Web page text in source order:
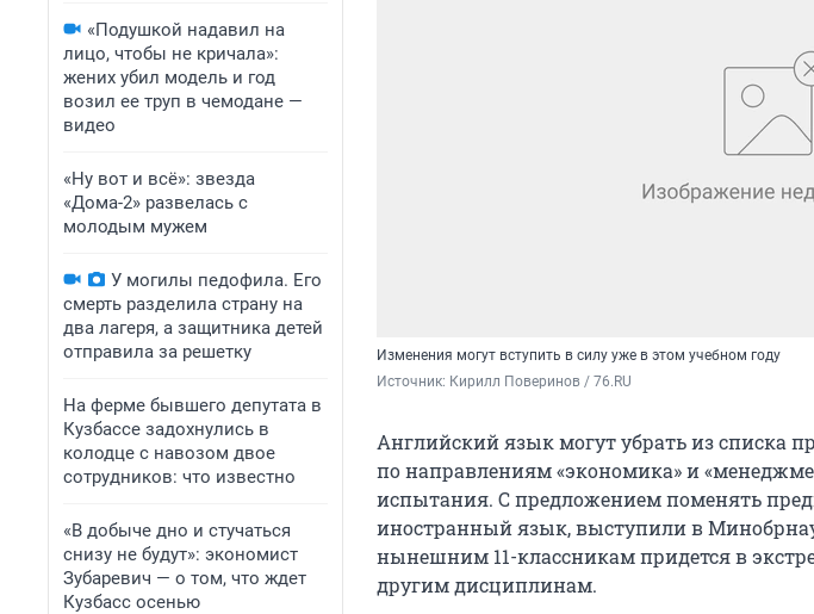
«Подушкой надавил на
лицо, чтобы не кричала»:
жених убил модель и год
возил ее труп в чемодане —
видео
«Ну вот и всё»: звезда
«Дома-2» развелась с
молодым мужем
У могилы педофила. Его
смерть разделила страну на
два лагеря, а защитника детей
отправила за решетку
На ферме бывшего депутата в
Кузбассе задохнулись в
колодце с навозом двое
сотрудников: что известно
«В добыче дно и стучаться
снизу не будут»: экономист
Зубаревич — о том, что ждет
Кузбасс осенью
Изменения могут вступить в силу уже в этом учебном году
Источник: Кирилл Поверинов / 76.RU
Английский язык могут убрать из списка
по направлениям «экономика» и
испытания. С предложением поменять
иностранный язык, выступили в
нынешним 11-классникам придется в
другим дисциплинам.